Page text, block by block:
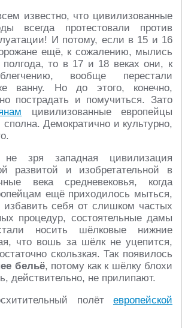
известно, что цивилизованные
всегда протестовали против
И потому, если в 15 и 16
ещё, к сожалению, мылись
то в 17 и 18 веках они, к
вообще перестали
ванну. Но до этого, конечно,
пострадать и помучиться. Зато
цивилизованные европейцы
Демократично и культурно,
зря западная цивилизация
развитой и изобретательной в
века средневековья, когда
ещё приходилось мыться,
избавить себя от слишком частых
процедур, состоятельные дамы
носить шёлковые нижние
что вошь за шёлк не уцепится,
скользкая. Так появилось
бельё, потому как к шёлку блохи
действительно, не прилипают.
полёт европейской